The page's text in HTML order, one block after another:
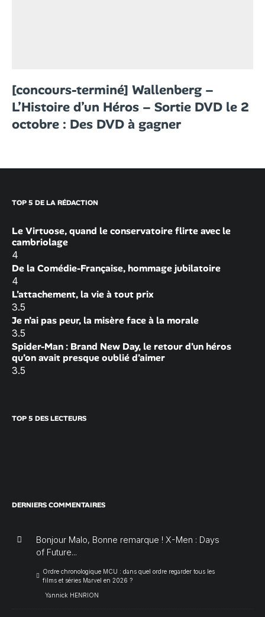
[concours-terminé] Wallenberg –
L’Histoire d’un Héros – Sortie DVD le 2
octobre : Des DVD à gagner
TOP 5 DE LA RÉDACTION
Le Virtuose, quand le conservatoire flirte avec le
cambriolage
4
De la Comédie-Française, hommage jubilatoire
4
L’attachement, la vie à tout prix
3.5
Je n’ai pas peur, la misère face à la morale
3.5
Spider-Man : Brand New Day, le retour d’un héros
qu’on avait presque oublié d’aimer
3.5
TOP 5 DES LECTEURS
DERNIERS COMMENTAIRES
Bonjour Malo, Bonne remarque ! X-Men : Days
of Future...
Ordre chronologique MCU : dans quel ordre regarder tous les
films et séries Marvel en 2026 ?
Yannick HENRION